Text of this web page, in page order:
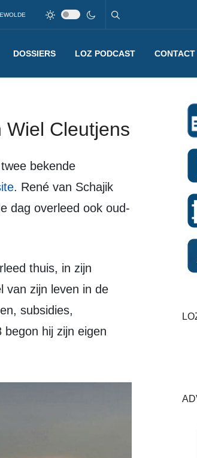
DOSSIERS LOZ PODCAST CONTACT
Wiel Cleutjens
. René van Schajik
dag overleed ook oud-
van zijn leven in de
subsidies,
hij zijn eigen